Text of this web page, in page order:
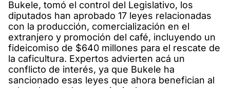
Bukele, tomó el control del Legislativo, los
diputados han aprobado 17 leyes relacionadas
con la producción, comercialización en el
extranjero y promoción del café, incluyendo un
fideicomiso de $640 millones para el rescate de
la caficultura. Expertos advierten acá un
conflicto de interés, ya que Bukele ha
sancionado esas leyes que ahora benefician al